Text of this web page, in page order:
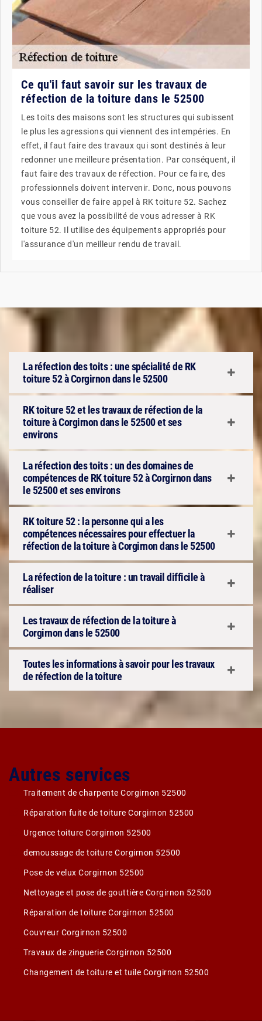
Ce qu'il faut savoir sur les travaux de
réfection de la toiture dans le 52500
Les toits des maisons sont les structures qui subissent
le plus les agressions qui viennent des intempéries. En
effet, il faut faire des travaux qui sont destinés à leur
redonner une meilleure présentation. Par conséquent, il
faut faire des travaux de réfection. Pour ce faire, des
professionnels doivent intervenir. Donc, nous pouvons
vous conseiller de faire appel à RK toiture 52. Sachez
que vous avez la possibilité de vous adresser à RK
toiture 52. Il utilise des équipements appropriés pour
l'assurance d'un meilleur rendu de travail.
La réfection des toits : une spécialité de RK
toiture 52 à Corgirnon dans le 52500
RK toiture 52 et les travaux de réfection de la
toiture à Corgirnon dans le 52500 et ses
environs
La réfection des toits : un des domaines de
compétences de RK toiture 52 à Corgirnon dans
le 52500 et ses environs
RK toiture 52 : la personne qui a les
compétences nécessaires pour effectuer la
réfection de la toiture à Corgirnon dans le 52500
La réfection de la toiture : un travail difficile à
réaliser
Les travaux de réfection de la toiture à
Corgirnon dans le 52500
Toutes les informations à savoir pour les travaux
de réfection de la toiture
Autres services
Traitement de charpente Corgirnon 52500
Réparation fuite de toiture Corgirnon 52500
Urgence toiture Corgirnon 52500
demoussage de toiture Corgirnon 52500
Pose de velux Corgirnon 52500
Nettoyage et pose de gouttière Corgirnon 52500
Réparation de toiture Corgirnon 52500
Couvreur Corgirnon 52500
Travaux de zinguerie Corgirnon 52500
Changement de toiture et tuile Corgirnon 52500